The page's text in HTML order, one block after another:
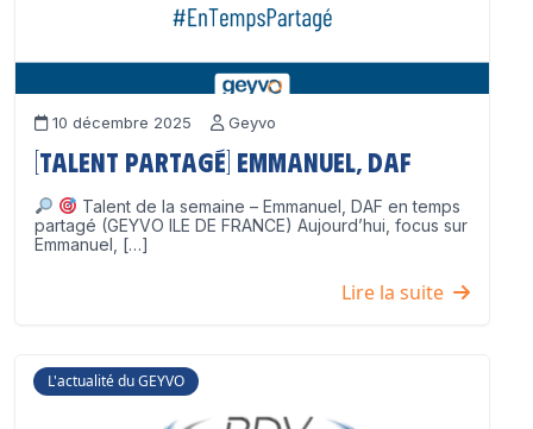
10 décembre 2025 Geyvo
[Talent partagé] Emmanuel, DAF
Talent de la semaine – Emmanuel, DAF en temps
partagé (GEYVO ILE DE FRANCE) Aujourd’hui, focus sur
Emmanuel, […]
Lire la suite
L'actualité du GEYVO